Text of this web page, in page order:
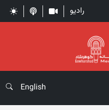
رادیو
English